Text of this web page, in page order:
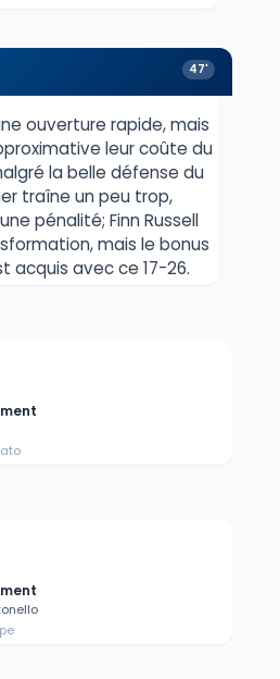
47'
ouverture rapide, mais
leur coûte du
la belle défense du
traîne un peu trop,
pénalité; Finn Russell
mais le bonus
acquis avec ce 17-26.